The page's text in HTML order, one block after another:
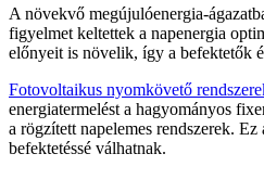
A növekvő megújulóenergia-
figyelmet keltettek a napenergia
előnyeit is növelik, így a befektetők
Fotovoltaikus nyomkövető
energiatermelést a hagyományos
a rögzített napelemes rendszerek.
befektetéssé válhatnak.